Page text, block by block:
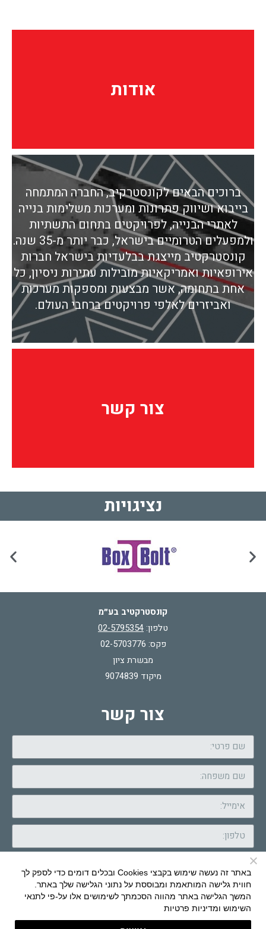
אודות
אודות
ברוכים הבאים לקונסטרקיב, החברה המתמחה
בייבוא ושיווק פתרונות ומערכות משלימות בנייה
לאתרי הבנייה, לפרויקטים בתחום התשתיות
ולמפעלים הטרומיים בישראל, כבר יותר מ-35 שנה.
קונסטרקטיב מייצגת בבלעדיות בישראל חברות
אירופאיות ואמריקאיות מובילות עתירות ניסיון, כל
אחת בתחומה, אשר מבצעות ומספקות מערכות
ואביזרים לאלפי פרויקטים ברחבי העולם.
צור קשר
צור קשר
נציגויות
קונסטרקטיב בע״מ
טלפון: 02-5795354
פקס: 02-5703776
מבשרת ציון
מיקוד 9074839
צור קשר
שלח
Brand Com & Design: HERZ
באתר זה נעשה שימוש בקבצי Cookies ובכלים דומים כדי לספק לך
חווית גלישה המותאמת ומבוססת על נתוני הגלישה שלך באתר.
המשך הגלישה באתר מהווה הסכמתך לשימושים אלו על-פי לתנאי
השימוש ומדיניות פרטיות